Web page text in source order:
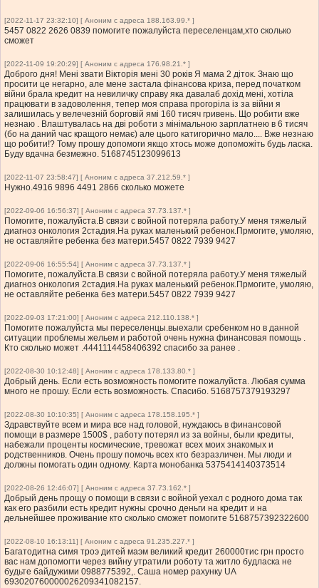
[2022-11-17 23:32:10] [ Аноним с адреса 188.163.99.* ]
5457 0822 2626 0839 помогите пожалуйста переселенцам,хто сколько
сможет
[2022-11-09 19:20:29] [ Аноним с адреса 176.98.21.* ]
Доброго дня! Мені звати Вікторія мені 30 років Я мама 2 діток. Знаю що
просити це негарно, але мене застала фінансова криза, перед початком
війни брала кредит на невиличку справу яка давалаб дохід мені, хотіла
працювати в задоволення, тепер моя справа прогоріла із за війни я
залишилась у велечезній борговій ямі 160 тисяч гривень. Що робити вже
незнаю . Влаштувалась на дві роботи з мінімальною зарплатнею в 6 тисяч
(бо на даний час кращого немає) але цього катигорично мало.... Вже незнаю
що робити!? Тому прошу допомоги якщо хтось може допоможіть будь ласка.
Буду вдачна безмежно. 5168745123099613
[2022-11-07 23:58:47] [ Аноним с адреса 37.212.59.* ]
Нужно.4916 9896 4491 2866 сколько можете
[2022-09-06 16:56:37] [ Аноним с адреса 37.73.137.* ]
Помогите, пожалуйста.В связи с войной потеряла работу.У меня тяжелый
диагноз онкология 2стадия.На руках маленький ребенок.Прмогите, умоляю,
не оставляйте ребенка без матери.5457 0822 7939 9427
[2022-09-06 16:55:54] [ Аноним с адреса 37.73.137.* ]
Помогите, пожалуйста.В связи с войной потеряла работу.У меня тяжелый
диагноз онкология 2стадия.На руках маленький ребенок.Прмогите, умоляю,
не оставляйте ребенка без матери.5457 0822 7939 9427
[2022-09-03 17:21:00] [ Аноним с адреса 212.110.138.* ]
Помогите пожалуйста мы переселенцы.выехали сребенком но в данной
ситуации проблемы жельем и работой очень нужна финансовая помощь .
Кто сколько может .4441114458406392 спасибо за ранее .
[2022-08-30 10:12:48] [ Аноним с адреса 178.133.80.* ]
Добрый день. Если есть возможность помогите пожалуйста. Любая сумма
много не прошу. Если есть возможность. Спасибо. 5168757379193297
[2022-08-30 10:10:35] [ Аноним с адреса 178.158.195.* ]
Здравствуйте всем и мира все над головой, нуждаюсь в финансовой
помощи в размере 1500$ , работу потерял из за войны, были кредиты,
набежали проценты космические, тревожат всех моих знакомых и
родственников. Очень прошу помочь всех кто безразличен. Мы люди и
должны помогать один одному. Карта монобанка 5375414140373514
[2022-08-26 12:46:07] [ Аноним с адреса 37.73.162.* ]
Добрый день прощу о помощи в связи с войной уехал с родного дома так
как его разбили есть кредит нужны срочно деньги на кредит и на
дельнейшее проживание кто сколько сможет помогите 5168757392322600
[2022-08-10 16:13:11] [ Аноним с адреса 91.235.227.* ]
Багатодитна симя троэ дитей маэм великий кредит 260000тис грн просто
вас нам допомогти через вийну утратили роботу та житло будласка не
будьте байдужими 0988775392,. Саша номер рахунку UA
693020760000026209341082157.